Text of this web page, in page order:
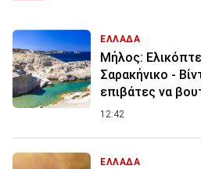
ΕΛΛΑΔΑ
Μήλος:
Σαρακήνικο -
επιβάτες να
12:42
ΕΛΛΑΔΑ